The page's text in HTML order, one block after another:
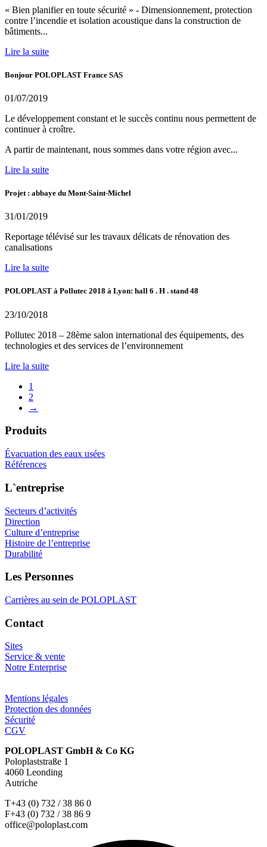
« Bien planifier en toute sécurité » - Dimensionnement, protection
contre l’incendie et isolation acoustique dans la construction de
bâtiments...
Lire la suite
Bonjour POLOPLAST France SAS
01/07/2019
Le développement constant et le succès continu nous permettent de
continuer à croître.
A partir de maintenant, nous sommes dans votre région avec...
Lire la suite
Projet : abbaye du Mont-Saint-Michel
31/01/2019
Reportage télévisé sur les travaux délicats de rénovation des
canalisations
Lire la suite
POLOPLAST à Pollutec 2018 à Lyon: hall 6 . H . stand 48
23/10/2018
Pollutec 2018 – 28ème salon international des équipements, des
technologies et des services de l’environnement
Lire la suite
1
2
→
Produits
Évacuation des eaux usées
Références
L`entreprise
Secteurs d’activités
Direction
Culture d’entreprise
Histoire de l’entreprise
Durabilité
Les Personnes
Carrières au sein de POLOPLAST
Contact
Sites
Service & vente
Notre Enterprise
Mentions légales
Protection des données
Sécurité
CGV
POLOPLAST GmbH & Co KG
Poloplaststraße 1
4060 Leonding
Autriche
T+43 (0) 732 / 38 86 0
F+43 (0) 732 / 38 86 9
office@poloplast.com